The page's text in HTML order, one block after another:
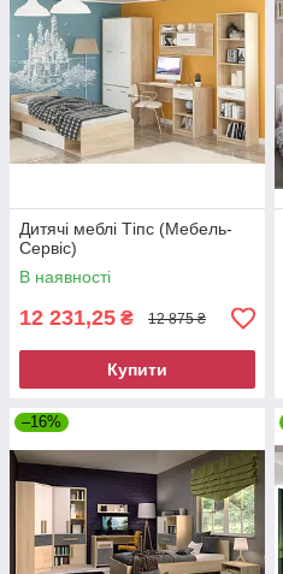
Дитячі меблі Тіпс (Мебель-
Сервіс)
В наявності
12 231,25 ₴ 12 875 ₴
Купити
–16%